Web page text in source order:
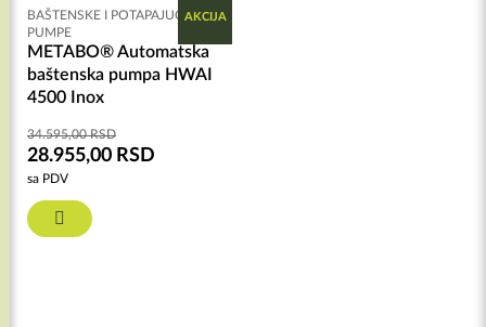
AKCIJA
BAŠTENSKE I POTAPAJUĆE
PUMPE
METABO® Automatska
baštenska pumpa HWAI
4500 Inox
34.595,00RSD
28.955,00 RSD
sa PDV